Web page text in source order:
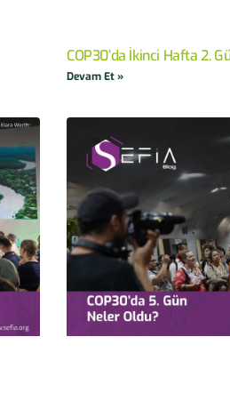
COP30’da İkinci Hafta 2.
Devam Et »